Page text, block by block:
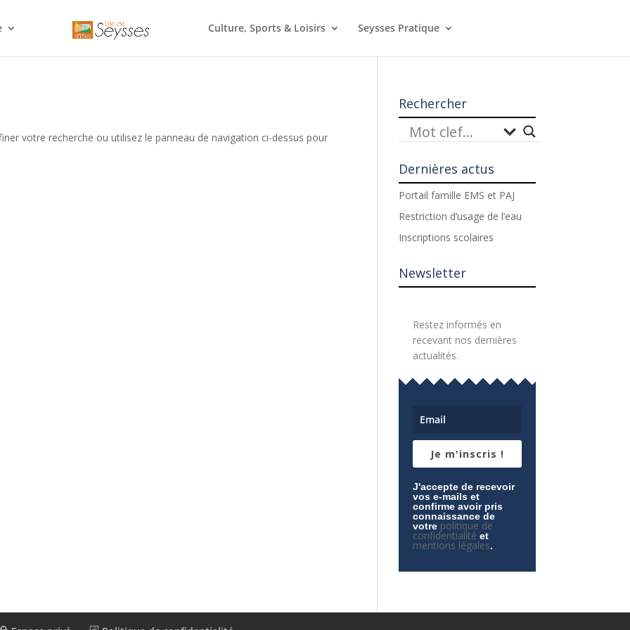
Culture, Sports & Loisirs Seysses Pratique
votre recherche ou utilisez le panneau de navigation ci-dessus pour
Rechercher
Dernières actus
Portail famille EMS et PAJ
Restriction d’usage de l’eau
Inscriptions scolaires
Newsletter
Restez informés en
recevant nos dernières
actualités.
Je m'inscris !
J'accepte de recevoir
vos e-mails et
confirme avoir pris
connaissance de
votre politique de
confidentialité et
mentions légales.